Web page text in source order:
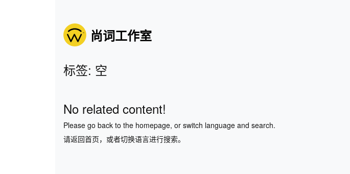
尚词工作室
标签: 空
No related content!
Please go back to the homepage, or switch language and search.
请返回首页，或者切换语言进行搜索。